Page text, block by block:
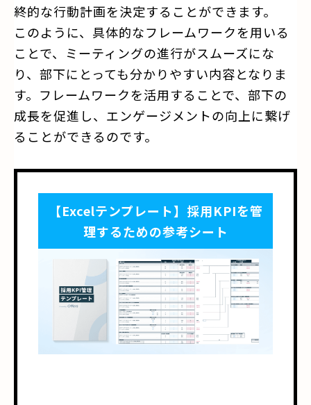
終的な行動計画を決定することができます。
このように、具体的なフレームワークを用いる
ことで、ミーティングの進行がスムーズにな
り、部下にとっても分かりやすい内容となりま
す。フレームワークを活用することで、部下の
成長を促進し、エンゲージメントの向上に繋げ
ることができるのです。
【Excelテンプレート】採用KPIを管
理するための参考シート